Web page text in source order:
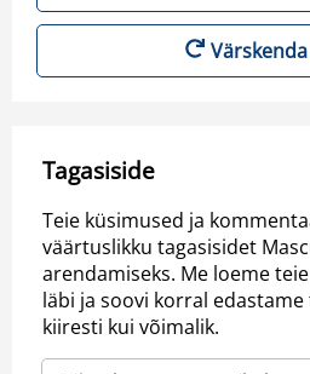
Tagasiside
Teie küsimused ja
väärtuslikku tagasisidet
arendamiseks. Me loeme
läbi ja soovi korral
kiiresti kui võimalik.